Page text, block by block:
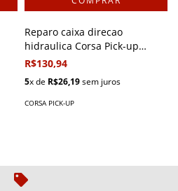
Reparo caixa direcao
hidraulica Corsa Pick-up
1995/2003
R$130,94
5x de R$26,19sem juros
CORSA PICK-UP